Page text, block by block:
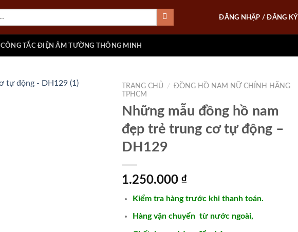
ĐĂNG NHẬP / ĐĂNG KÝ
CÔNG TẮC ĐIỆN ÂM TƯỜNG THÔNG MINH
TRANG CHỦ / ĐỒNG HỒ NAM NỮ CHÍNH HÃNG
TPHCM
Những mẫu đồng hồ nam
đẹp trẻ trung cơ tự động –
DH129
1.250.000 ₫
Kiểm tra hàng trước khi thanh toán.
Hàng vận chuyển từ nước ngoài,